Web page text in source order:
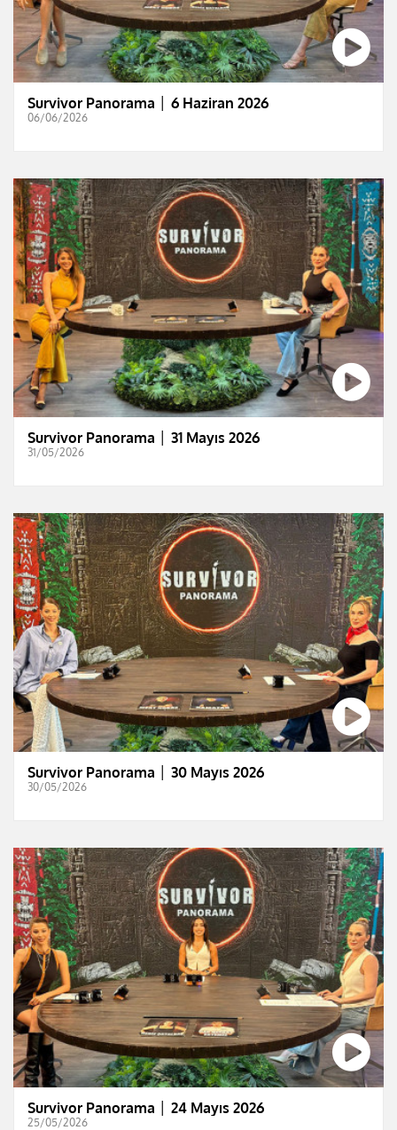
Survivor Panorama │ 6 Haziran 2026
06/06/2026
Survivor Panorama │ 31 Mayıs 2026
31/05/2026
Survivor Panorama │ 30 Mayıs 2026
30/05/2026
Survivor Panorama │ 24 Mayıs 2026
25/05/2026